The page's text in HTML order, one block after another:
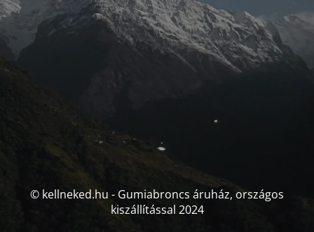
© kellneked.hu - Gumiabroncs áruház, országos
kiszállítással 2024